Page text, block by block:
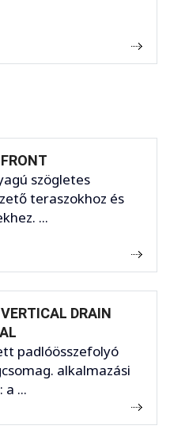
szögletes
teraszokhoz és
...
DRAIN
padlóösszefolyó
alkalmazási
...